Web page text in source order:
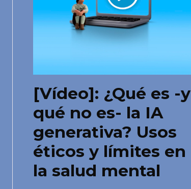
[Vídeo]: ¿Qué es -y
qué no es- la IA
generativa? Usos
éticos y límites en
la salud mental